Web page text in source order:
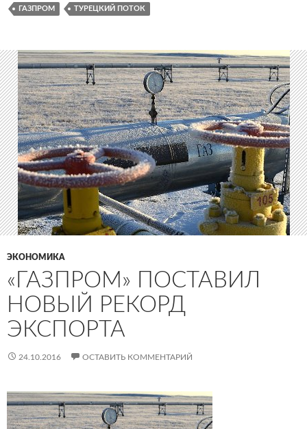
ГАЗПРОМ ТУРЕЦКИЙ ПОТОК
ЭКОНОМИКА
«ГАЗПРОМ» ПОСТАВИЛ
НОВЫЙ РЕКОРД
ЭКСПОРТА
24.10.2016 ОСТАВИТЬ КОММЕНТАРИЙ